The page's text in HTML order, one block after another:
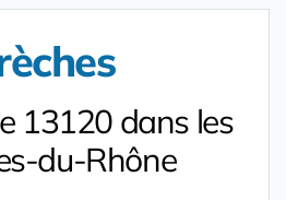
13120 dans les
du-Rhône